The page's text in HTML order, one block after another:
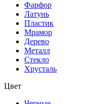
Фарфор
Латунь
Пластик
Мрамор
Дерево
Металл
Стекло
Хрусталь
Цвет